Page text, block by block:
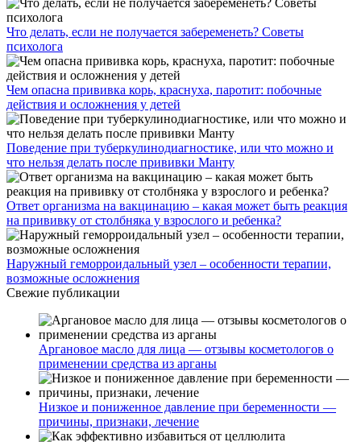
Что делать, если не получается забеременеть? Советы
психолога
Чем опасна прививка корь, краснуха, паротит: побочные
действия и осложнения у детей
Поведение при туберкулинодиагностике, или что можно и
что нельзя делать после прививки Манту
Ответ организма на вакцинацию – какая может быть реакция
на прививку от столбняка у взрослого и ребенка?
Наружный геморроидальный узел – особенности терапии,
возможные осложнения
Свежие публикации
Аргановое масло для лица — отзывы косметологов о
применении средства из арганы
Низкое и пониженное давление при беременности —
причины, признаки, лечение